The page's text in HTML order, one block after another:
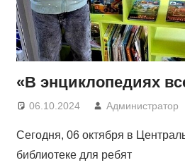
«В энциклопедиях
06.10.2024 Администратор
Сегодня, 06 октября в
библиотеке для ребят